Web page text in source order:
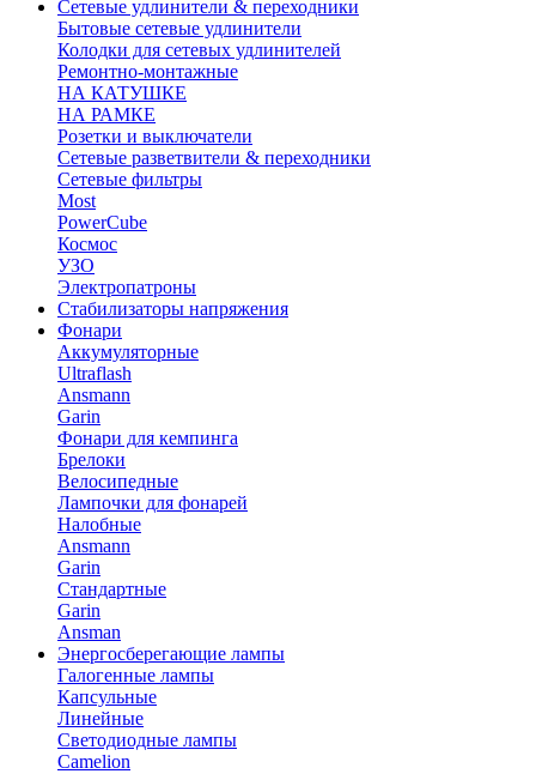
Сетевые удлинители & переходники
Бытовые сетевые удлинители
Колодки для сетевых удлинителей
Ремонтно-монтажные
НА КАТУШКЕ
НА РАМКЕ
Розетки и выключатели
Сетевые разветвители & переходники
Сетевые фильтры
Most
PowerCube
Космос
УЗО
Электропатроны
Стабилизаторы напряжения
Фонари
Аккумуляторные
Ultraflash
Ansmann
Garin
Фонари для кемпинга
Брелоки
Велосипедные
Лампочки для фонарей
Налобные
Ansmann
Garin
Стандартные
Garin
Ansman
Энергосберегающие лампы
Галогенные лампы
Капсульные
Линейные
Светодиодные лампы
Camelion